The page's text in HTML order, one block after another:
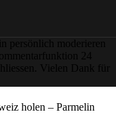
moderieren
24
Vielen Dank für
holen – Parmelin